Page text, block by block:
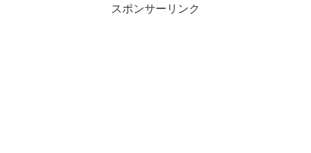
スポンサーリンク